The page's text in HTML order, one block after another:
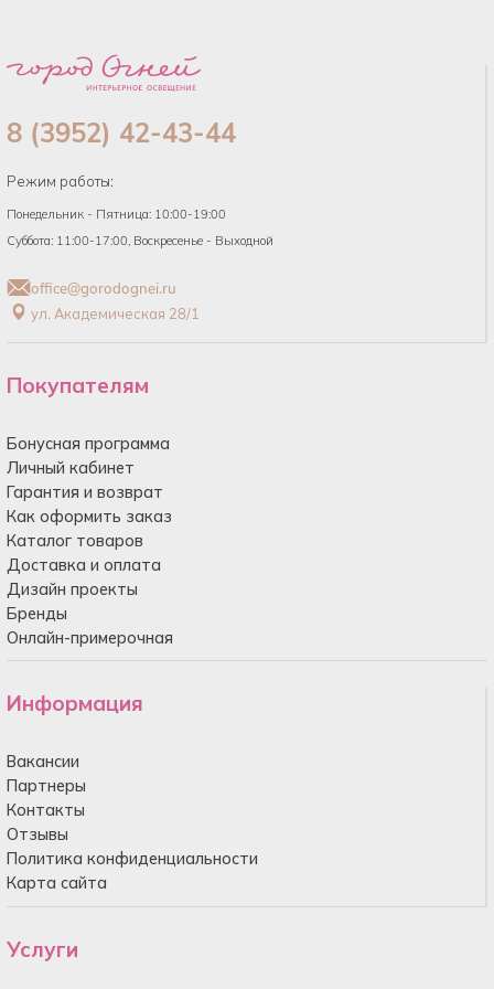
8 (3952) 42-43-44
Режим работы:
Понедельник - Пятница: 10:00-19:00
Суббота: 11:00-17:00, Воскресенье - Выходной
office@gorodognei.ru
ул. Академическая 28/1
Покупателям
Бонусная программа
Личный кабинет
Гарантия и возврат
Как оформить заказ
Каталог товаров
Доставка и оплата
Дизайн проекты
Бренды
Онлайн-примерочная
Информация
Вакансии
Партнеры
Контакты
Отзывы
Политика конфиденциальности
Карта сайта
Услуги